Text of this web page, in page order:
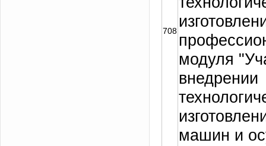
708
модуля
внедрении
машин и